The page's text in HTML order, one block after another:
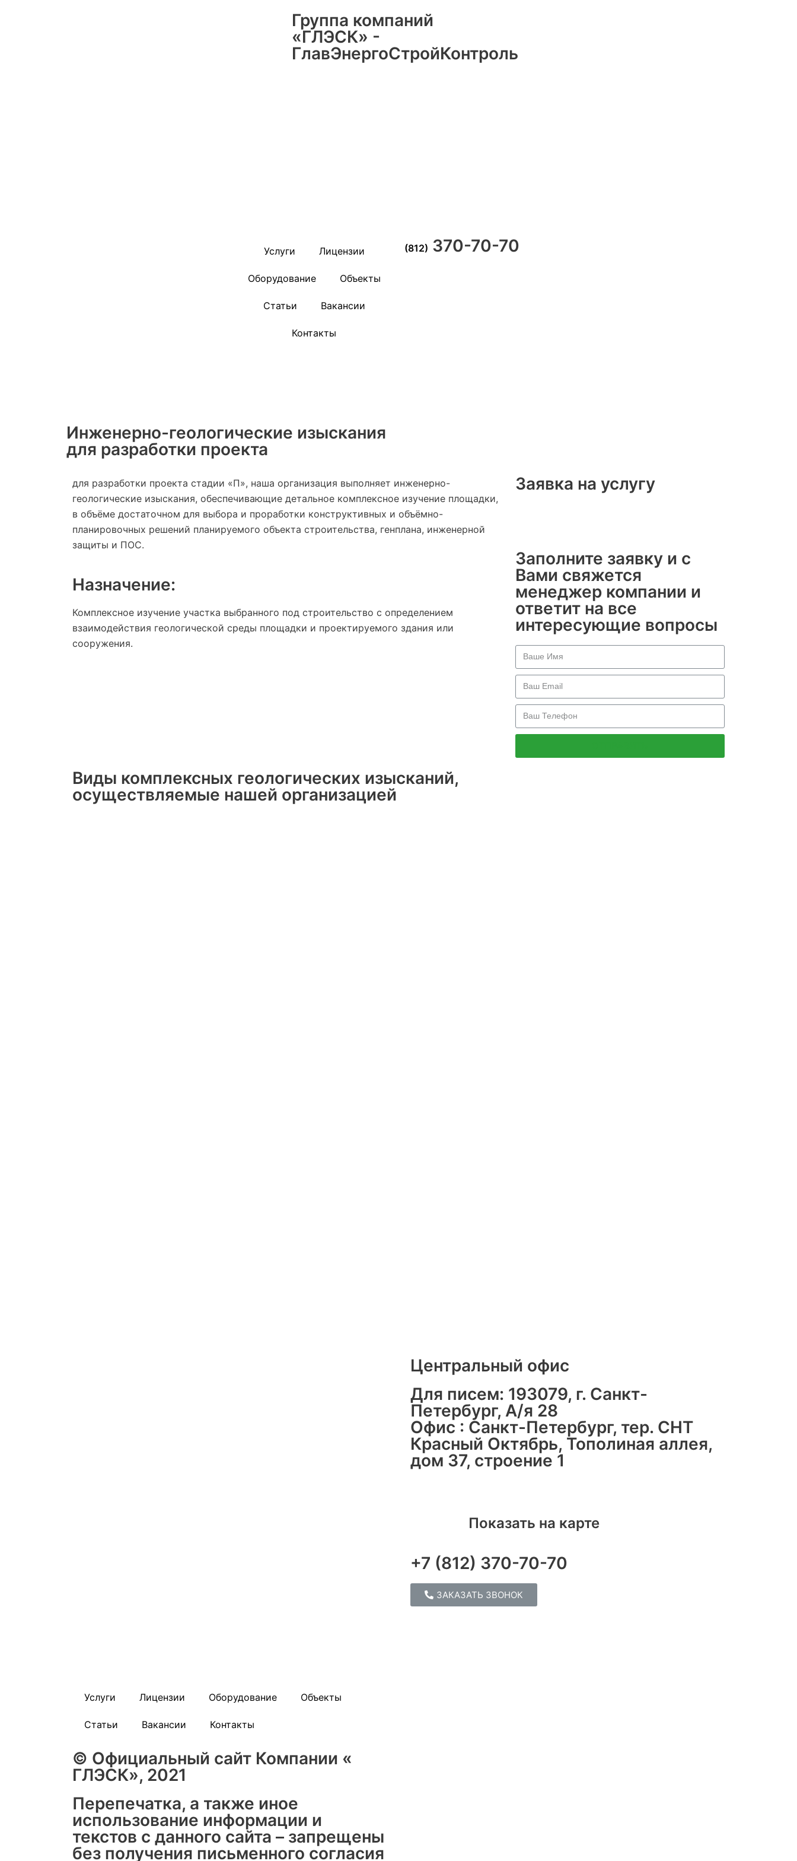
Группа компаний
«ГЛЭСК» -
ГлавЭнергоСтройКонтроль
Услуги Лицензии
Оборудование Объекты
Статьи Вакансии
Контакты
(812) 370-70-70
Инженерно-геологические изыскания
для разработки проекта
для разработки проекта стадии «П», наша организация выполняет инженерно-
геологические изыскания, обеспечивающие детальное комплексное изучение площадки,
в объёме достаточном для выбора и проработки конструктивных и объёмно-
планировочных решений планируемого объекта строительства, генплана, инженерной
защиты и ПОС.
Назначение:
Комплексное изучение участка выбранного под строительство с определением
взаимодействия геологической среды площадки и проектируемого здания или
сооружения.
Заявка на услугу
Заполните заявку и с
Вами свяжется
менеджер компании и
ответит на все
интересующие вопросы
Виды комплексных геологических изысканий,
осуществляемые нашей организацией
Услуги Лицензии Оборудование Объекты
Статьи Вакансии Контакты
© Официальный сайт Компании «
ГЛЭСК», 2021
Перепечатка, а также иное
использование информации и
текстов с данного сайта – запрещены
без получения письменного согласия
Центральный офис
Для писем: 193079, г. Санкт-
Петербург, А/я 28
Офис : Санкт-Петербург, тер. СНТ
Красный Октябрь, Тополиная аллея,
дом 37, строение 1
Показать на карте
+7 (812) 370-70-70
ЗАКАЗАТЬ ЗВОНОК